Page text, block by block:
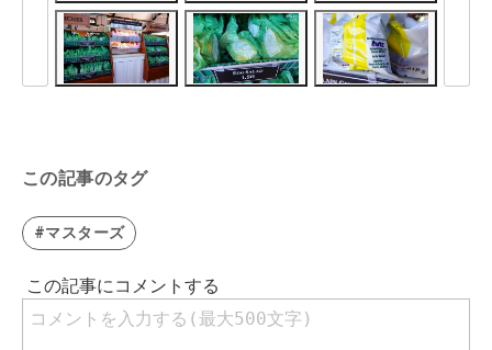
この記事のタグ
#マスターズ